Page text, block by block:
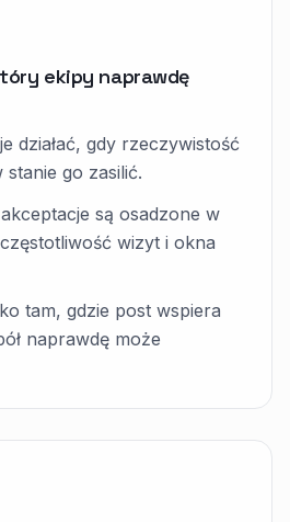
ekipy naprawdę
działać, gdy rzeczywistość
go zasilić.
są osadzone w
wizyt i okna
tam, gdzie post wspiera
naprawdę może